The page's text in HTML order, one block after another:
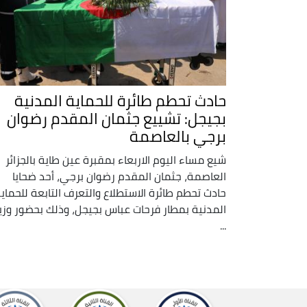
حادث تحطم طائرة للحماية المدنية
بجيجل: تشييع جثمان المقدم رضوان
برجي بالعاصمة
شيع مساء اليوم الاربعاء بمقبرة عين طاية بالجزائر
العاصمة، جثمان المقدم رضوان برجي، أحد ضحايا
حادث تحطم طائرة الاستطلاع والتعرف التابعة
المدنية بمطار فرحات عباس بجيجل، وذلك بحضور
...